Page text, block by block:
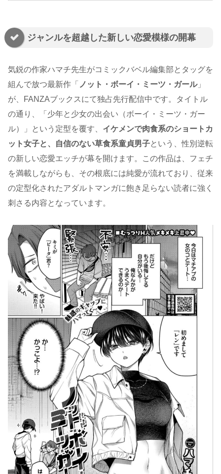
ジャンルを超越した新しい恋愛模様の開幕
気鋭の作家ハマチ先生がコミックバベル編集部とタッグを
組んで放つ最新作「 ノット・ボーイ・ミーツ・ガール」
が、FANZAブックスにて独占先行配信中です。タイトル
の通り、「少年と少女の出会い（ボーイ・ミーツ・ガー
ル）」という定型を覆す、 イケメンで肉食系のショートカ
ット女子と、自信のない草食系童貞男子という、性別逆転
の新しい恋愛エッチが幕を開けます。この作品は、フェチ
を満載しながらも、その根底には純愛が流れており、従来
の定型化されたアダルトマンガに飽き足らない読者に強く
刺さる内容となっています。